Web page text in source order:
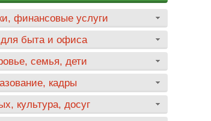
финансовые услуги
быта и офиса
семья, дети
кадры
культура, досуг